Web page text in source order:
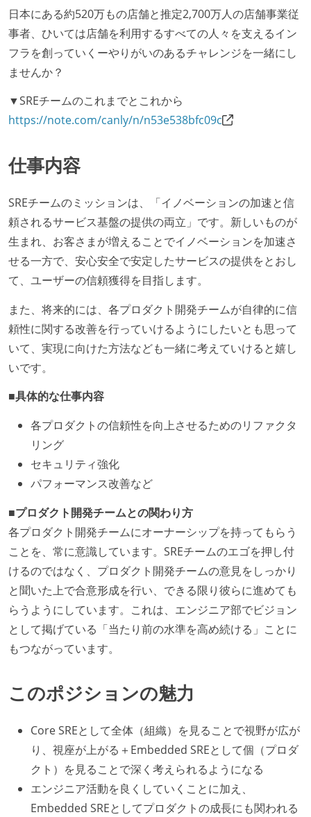
日本にある約520万もの店舗と推定2,700万人の店舗事業従
事者、ひいては店舗を利用するすべての人々を支えるイン
フラを創っていくーやりがいのあるチャレンジを一緒にし
ませんか？
▼SREチームのこれまでとこれから
https://note.com/canly/n/n53e538bfc09c
仕事内容
SREチームのミッションは、「イノベーションの加速と信
頼されるサービス基盤の提供の両立」です。新しいものが
生まれ、お客さまが増えることでイノベーションを加速さ
せる一方で、安心安全で安定したサービスの提供をとおし
て、ユーザーの信頼獲得を目指します。
また、将来的には、各プロダクト開発チームが自律的に信
頼性に関する改善を行っていけるようにしたいとも思って
いて、実現に向けた方法なども一緒に考えていけると嬉し
いです。
■具体的な仕事内容
各プロダクトの信頼性を向上させるためのリファクタ
リング
セキュリティ強化
パフォーマンス改善など
■プロダクト開発チームとの関わり方
各プロダクト開発チームにオーナーシップを持ってもらう
ことを、常に意識しています。SREチームのエゴを押し付
けるのではなく、プロダクト開発チームの意見をしっかり
と聞いた上で合意形成を行い、できる限り彼らに進めても
らうようにしています。これは、エンジニア部でビジョン
として掲げている「当たり前の水準を高め続ける」ことに
もつながっています。
このポジションの魅力
Core SREとして全体（組織）を見ることで視野が広が
り、視座が上がる＋Embedded SREとして個（プロダ
クト）を見ることで深く考えられるようになる
エンジニア活動を良くしていくことに加え、
Embedded SREとしてプロダクトの成長にも関われる